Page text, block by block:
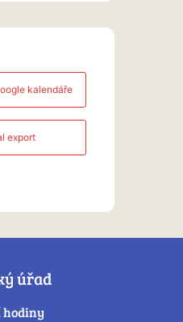
kalendáře
export
úřad
hodiny